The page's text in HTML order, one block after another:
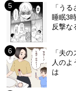
「う
睡眠3
反撃な
「夫
人のよ
は